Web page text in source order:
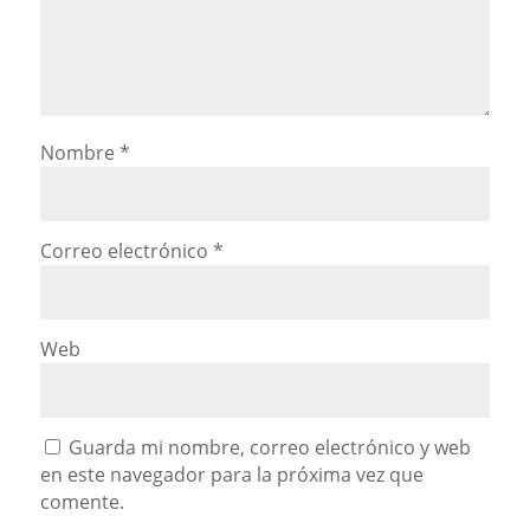
Nombre *
Correo electrónico *
Web
Guarda mi nombre, correo electrónico y web
en este navegador para la próxima vez que
comente.